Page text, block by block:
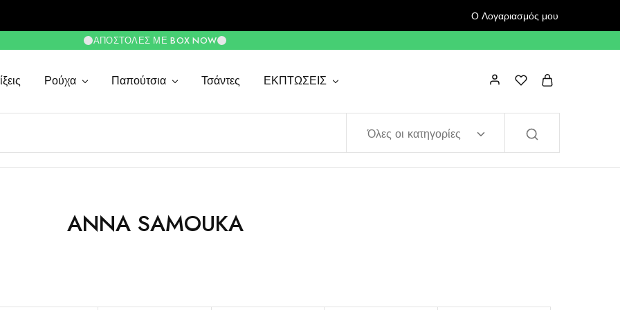
Ο Λογαριασμός μου
ΑΠΟΣΤΟΛΈΣ ΜΕ BOX NOW
Ρούχα Παπούτσια Τσάντες ΕΚΠΤΩΣΕΙΣ
Όλες οι κατηγορίες
ANNA SAMOUKA